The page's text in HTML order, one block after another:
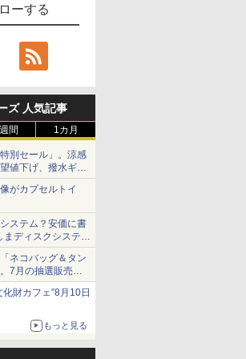
ーする
ズ 人気記事
間 1カ月
別セール」。涼感
値下げ、撥水ギア
がカプセルトイ
ステム？安価に書
まディスクシステ
ネコバッグ＆タン
7月の抽選販売の
財カフェ”8月10日
もっと見る